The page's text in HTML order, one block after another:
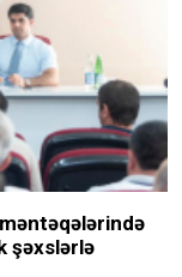
şəxslərlə